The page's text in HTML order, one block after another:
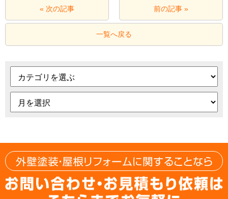
« 次の記事 前の記事 »
一覧へ戻る